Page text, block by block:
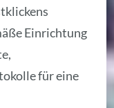
Einrichtung
für eine